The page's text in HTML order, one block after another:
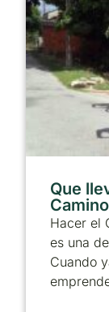
Que
Hacer el
es una
Cuando